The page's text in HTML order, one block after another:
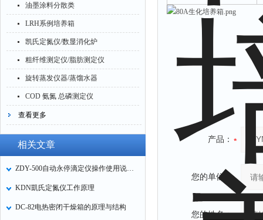
油墨涂料分散类
LRH系例培养箱
凯氏定氮仪/数显消化炉
粗纤维测定仪/脂肪测定仪
旋转蒸发仪器/蒸馏水器
COD 氨氮 总磷测定仪
查看更多
相关文章
ZDY-500自动永停滴定仪操作使用说明书
KDN凱氏定氮仪工作原理
DC-82电热密闭干燥箱的原理与结构
产品：
您的单位：
您的姓名：